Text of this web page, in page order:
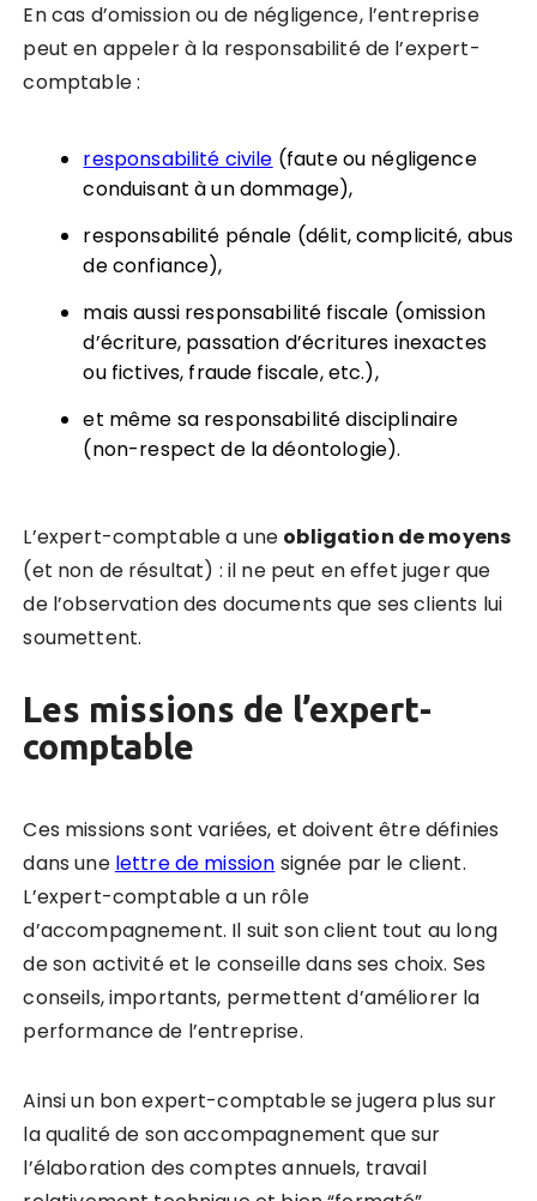
En cas d’omission ou de négligence, l’entreprise
peut en appeler à la responsabilité de l’expert-
comptable :
responsabilité civile (faute ou négligence
conduisant à un dommage),
responsabilité pénale (délit, complicité, abus
de confiance),
mais aussi responsabilité fiscale (omission
d’écriture, passation d’écritures inexactes
ou fictives, fraude fiscale, etc.),
et même sa responsabilité disciplinaire
(non-respect de la déontologie).
L’expert-comptable a une obligation de moyens
(et non de résultat) : il ne peut en effet juger que
de l’observation des documents que ses clients lui
soumettent.
Les missions de l’expert-
comptable
Ces missions sont variées, et doivent être définies
dans une lettre de mission signée par le client.
L’expert-comptable a un rôle
d’accompagnement. Il suit son client tout au long
de son activité et le conseille dans ses choix. Ses
conseils, importants, permettent d’améliorer la
performance de l’entreprise.
Ainsi un bon expert-comptable se jugera plus sur
la qualité de son accompagnement que sur
l’élaboration des comptes annuels, travail